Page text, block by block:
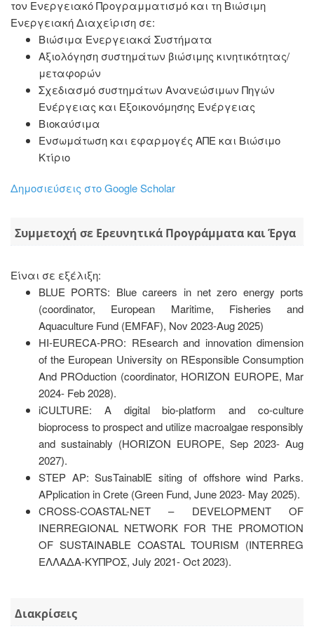
τον Ενεργειακό Προγραμματισμό και τη Βιώσιμη
Ενεργειακή Διαχείριση σε:
Βιώσιμα Ενεργειακά Συστήματα
Αξιολόγηση συστημάτων βιώσιμης κινητικότητας/
μεταφορών
Σχεδιασμό συστημάτων Ανανεώσιμων Πηγών
Ενέργειας και Εξοικονόμησης Ενέργειας
Βιοκαύσιμα
Ενσωμάτωση και εφαρμογές ΑΠΕ και Βιώσιμο
Κτίριο
Δημοσιεύσεις στο Google Scholar
Συμμετοχή σε Ερευνητικά Προγράμματα και Έργα
Είναι σε εξέλιξη:
BLUE PORTS: Blue careers in net zero energy ports
(coordinator, European Maritime, Fisheries and
Aquaculture Fund (EMFAF), Nov 2023-Aug 2025)
HI-EURECA-PRO: REsearch and innovation dimension
of the European University on REsponsible Consumption
And PROduction (coordinator, HORIZON EUROPE, Mar
2024- Feb 2028).
iCULTURE: A digital bio-platform and co-culture
bioprocess to prospect and utilize macroalgae responsibly
and sustainably (HORIZON EUROPE, Sep 2023- Aug
2027).
STEP AP: SusTainablE siting of offshore wind Parks.
APplication in Crete (Green Fund, June 2023- May 2025).
CROSS-COASTAL-NET – DEVELOPMENT OF
INERREGIONAL NETWORK FOR THE PROMOTION
OF SUSTAINABLE COASTAL TOURISM (INTERREG
ΕΛΛΑΔΑ-ΚΥΠΡΟΣ, July 2021- Oct 2023).
Διακρίσεις